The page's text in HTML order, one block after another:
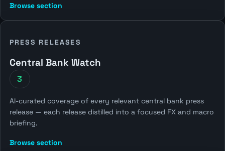
Browse section
PRESS RELEASES
Central Bank Watch
3
AI-curated coverage of every relevant central bank press
release — each release distilled into a focused FX and macro
briefing.
Browse section